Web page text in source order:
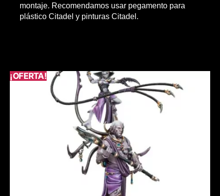
¡OFERTA!
montaje. Recomendamos usar pegamento para
plástico Citadel y pinturas Citadel.